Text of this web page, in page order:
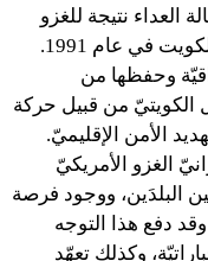
العداء نتيجة للغزو
السافر من قِبَل النظام العراقيّ لدولة الكويت في عام 1991.
وحفظها من
الكويتيّ من قبيل حركة
الأمن الإقليميّ.
الغزو الأمريكيّ
البلدَين، ووجود فرصة
دفع هذا التوجه
وكذلك تعهّد